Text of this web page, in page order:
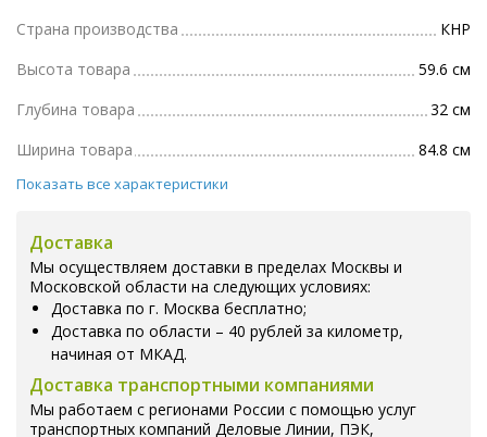
Страна производства
КНР
Высота товара
59.6 см
Глубина товара
32 см
Ширина товара
84.8 см
Показать все характеристики
Доставка
Мы осуществляем доставки в пределах Москвы и
Московской области на следующих условиях:
Доставка по г. Москва бесплатно;
Доставка по области – 40 рублей за километр,
начиная от МКАД.
Доставка транспортными компаниями
Мы работаем с регионами России с помощью услуг
транспортных компаний Деловые Линии, ПЭК,